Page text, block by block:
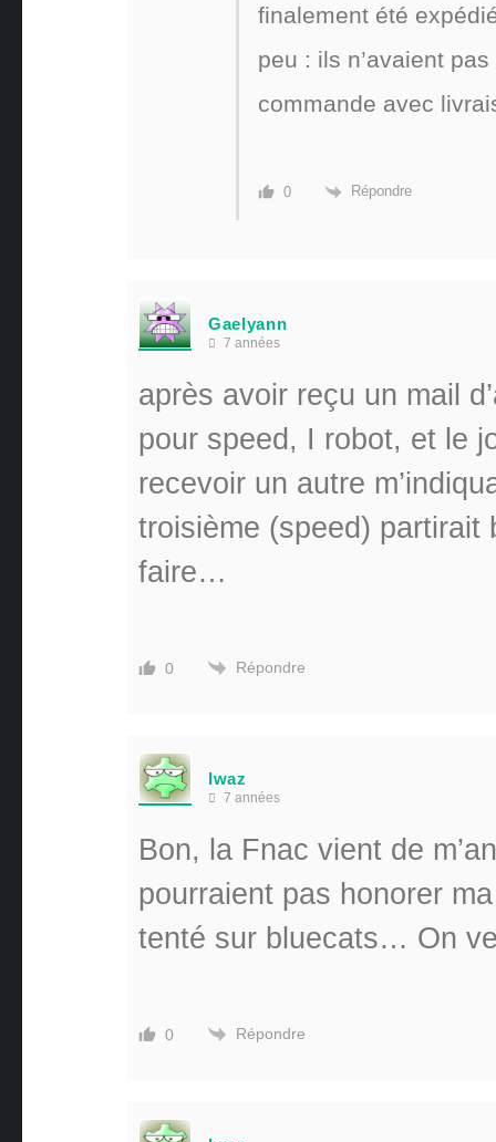
finalement été
peu : ils n’avaient
commande avec
0 Répondre
Gaelyann
7 années
après avoir reçu un mail
pour speed, I robot, et le
recevoir un autre
troisième (speed)
faire…
0 Répondre
lwaz
7 années
Bon, la Fnac vient de
pourraient pas honorer
tenté sur bluecats… On
0 Répondre